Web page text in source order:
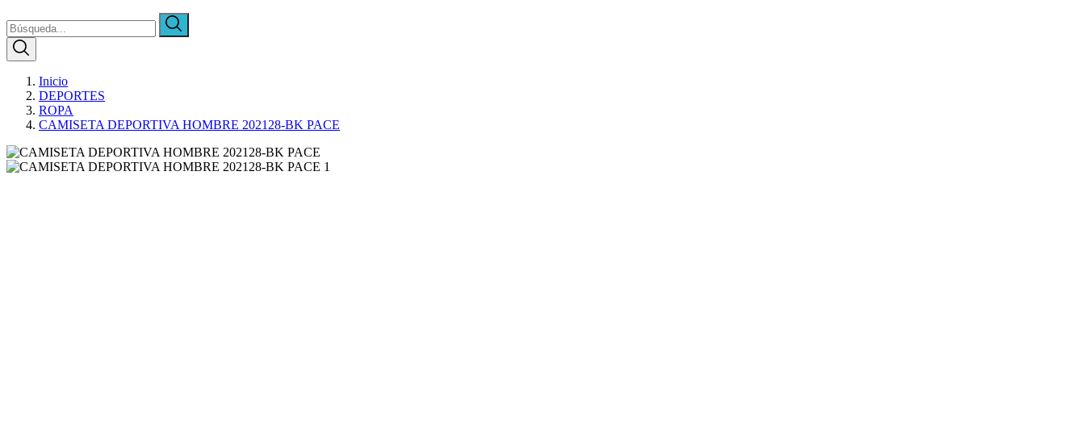
Inicio
DEPORTES
ROPA
CAMISETA DEPORTIVA HOMBRE 202128-BK PACE